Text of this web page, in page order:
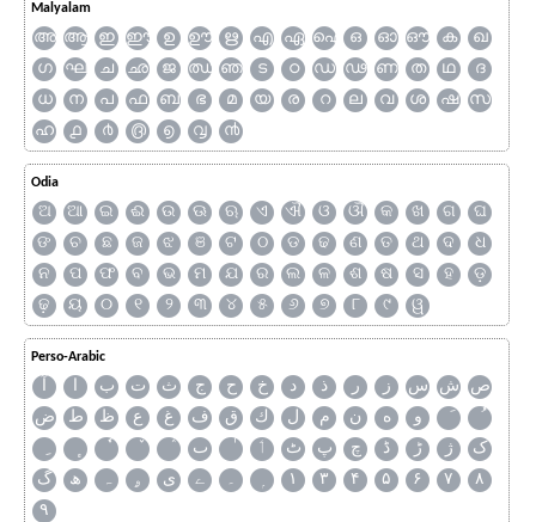
Malyalam
അ ആ ഇ ഈ ഉ ഊ ഋ എ ഏ ഐ ഒ ഓ ഔ ക
ഖ
ഗ
ഘ ച ഛ ജ ഝ ഞ ട ഠ ഡ ഢ ണ ത ഥ
ദ
ധ
ന പ ഫ ബ ഭ മ യ ര റ ല വ ശ ഷ
സ
ഹ
൧ ൪ ൫ ൭ ൮ ൯
Odia
ଅ ଆ ଇ ଈ ଉ ଊ ଋ ଏ ଐ ଓ ଔ କ ଖ ଗ
ଘ
ଙ
ଚ ଛ ଜ ଝ ଞ ଟ ଠ ଡ ଢ ଣ ତ ଥ ଦ
ଧ
ନ
ପ ଫ ବ ଭ ମ ଯ ର ଲ ଳ ଶ ଷ ସ ହ
ଡ଼
ଢ଼
ୟ ୦ ୧ ୨ ୩ ୪ ୫ ୬ ୭ ୮ ୯ ୱ
Perso-Arabic
آ ا ب ت ث ج ح خ د ذ ر ز س ش ص
ض
ط ظ ع غ ف ق ك ل م ن ه
و
ٮ
ٲ ٹ پ چ ڈ ڑ ژ
ک
گ
ھ ہ ۄ ی ے ۔ ۱ ۳ ۴ ۵ ۶ ۷
۸
۹